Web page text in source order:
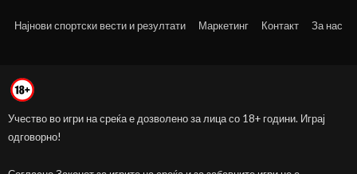
Најнови спортски вести и резултати Маркетинг Контакт За нас
Учество во игри на среќа е дозволено за лица со 18+ години. Играј
одговорно!